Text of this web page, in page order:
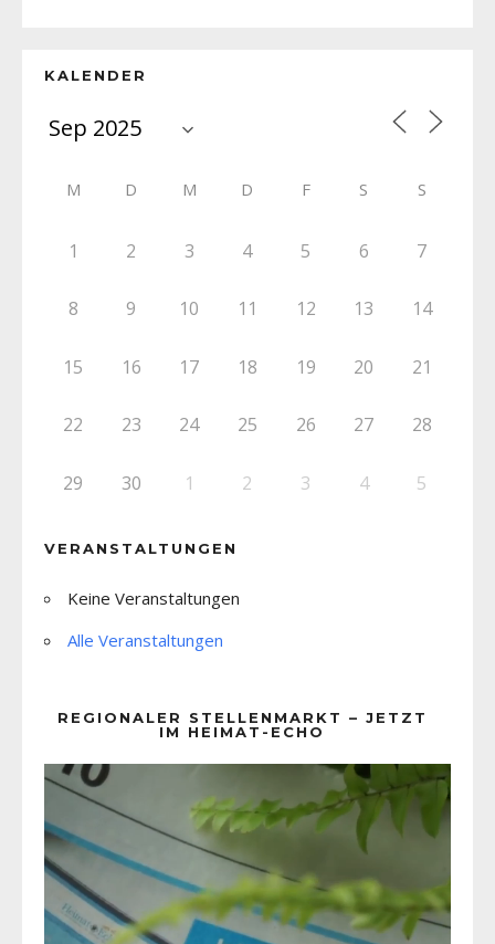
KALENDER
M D M D F S S
1 2 3 4 5 6 7
8 9 10 11 12 13 14
15 16 17 18 19 20 21
22 23 24 25 26 27 28
29 30 1 2 3 4 5
VERANSTALTUNGEN
Keine Veranstaltungen
Alle Veranstaltungen
REGIONALER STELLENMARKT – JETZT
IM HEIMAT-ECHO
Player